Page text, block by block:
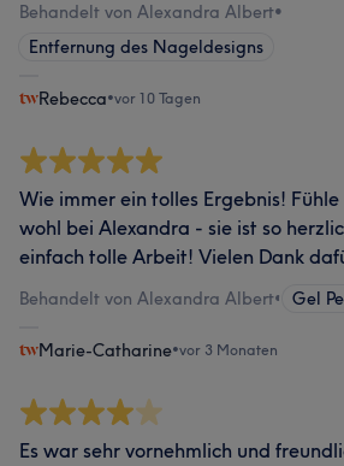
Behandelt von Alexandra Albert•
Entfernung des Nageldesigns
Rebecca•vor 10 Tagen
Wie immer ein tolles Ergebnis!
wohl bei Alexandra - sie ist so
einfach tolle Arbeit! Vielen Dank
Behandelt von Alexandra Albert• Gel
Marie-Catharine•vor 3 Monaten
Es war sehr vornehmlich und